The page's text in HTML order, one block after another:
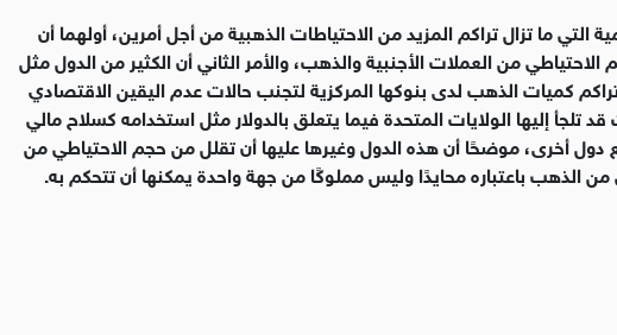
التي ما تزال تراكم المزيد من الاحتياطات الذهبية من أجل أمرين، أولهما أن
من العملات الأجنبية والذهب، والأمر الثاني أن الكثير من الدول مثل
كميات الذهب لدى بنوكها المركزية لتجنب حالات عدم اليقين الاقتصادي
إليها الولايات المتحدة فيما يتعلق بالدولار مثل استخدامه كسلاح مالي
أخرى، موضحًا أن هذه الدول وغيرها عليها أن تقلل من حجم الاحتياطي من
من الذهب باعتباره محايدًا وليس مملوكًا من جهة واحدة يمكنها أن تتحكم به.